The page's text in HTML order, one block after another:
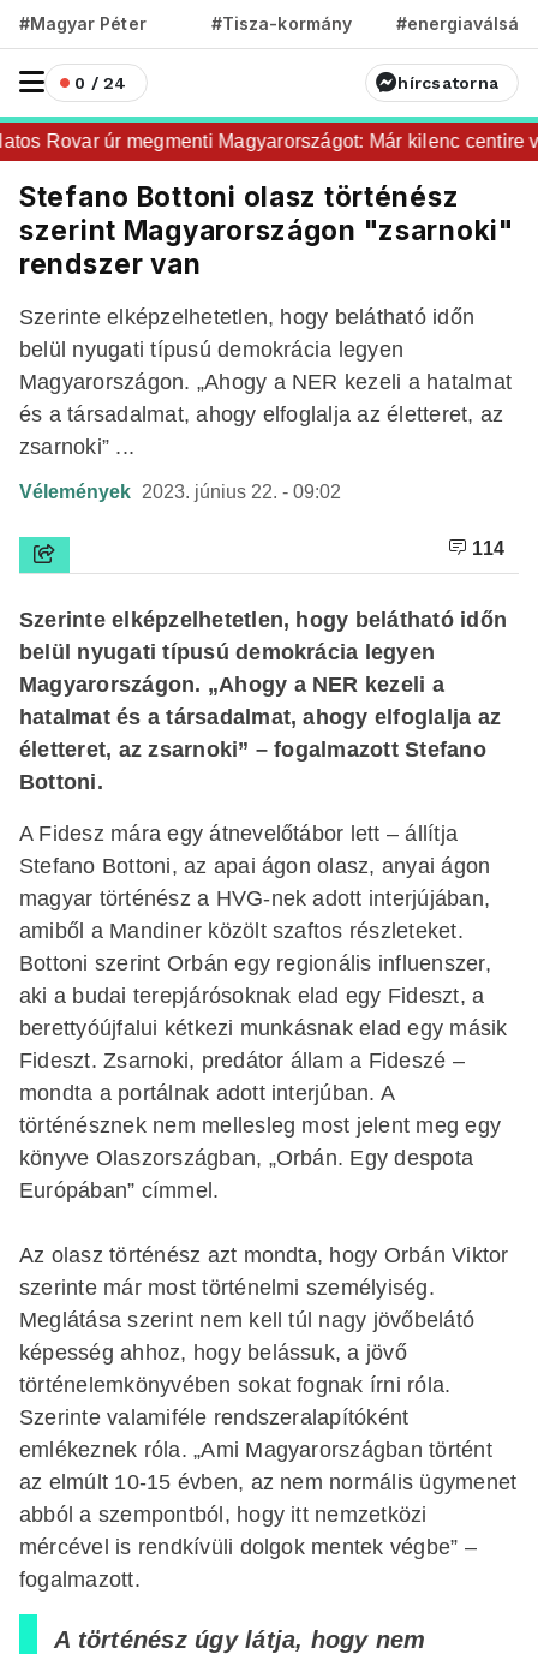
#Magyar Péter #Tisza-kormány #energiaválság
0 / 24 hírcsatorna
Rovar úr megmenti Magyarországot: Már kilenc centire
Stefano Bottoni olasz történész
szerint Magyarországon "zsarnoki"
rendszer van
Szerinte elképzelhetetlen, hogy belátható időn
belül nyugati típusú demokrácia legyen
Magyarországon. „Ahogy a NER kezeli a hatalmat
és a társadalmat, ahogy elfoglalja az életteret, az
zsarnoki” ...
Vélemények 2023. június 22. - 09:02
114
Szerinte elképzelhetetlen, hogy belátható időn
belül nyugati típusú demokrácia legyen
Magyarországon. „Ahogy a NER kezeli a
hatalmat és a társadalmat, ahogy elfoglalja az
életteret, az zsarnoki” – fogalmazott Stefano
Bottoni.
A Fidesz mára egy átnevelőtábor lett – állítja
Stefano Bottoni, az apai ágon olasz, anyai ágon
magyar történész a HVG-nek adott interjújában,
amiből a Mandiner közölt szaftos részleteket.
Bottoni szerint Orbán egy regionális influenszer,
aki a budai terepjárósoknak elad egy Fideszt, a
berettyóújfalui kétkezi munkásnak elad egy másik
Fideszt. Zsarnoki, predátor állam a Fideszé –
mondta a portálnak adott interjúban. A
történésznek nem mellesleg most jelent meg egy
könyve Olaszországban, „Orbán. Egy despota
Európában” címmel.
Az olasz történész azt mondta, hogy Orbán Viktor
szerinte már most történelmi személyiség.
Meglátása szerint nem kell túl nagy jövőbelátó
képesség ahhoz, hogy belássuk, a jövő
történelemkönyvében sokat fognak írni róla.
Szerinte valamiféle rendszeralapítóként
emlékeznek róla. „Ami Magyarországban történt
az elmúlt 10-15 évben, az nem normális ügymenet
abból a szempontból, hogy itt nemzetközi
mércével is rendkívüli dolgok mentek végbe” –
fogalmazott.
A történész úgy látja, hogy nem